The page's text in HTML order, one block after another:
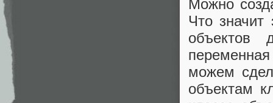
Можно
Что значит
объектов
можем
объектам